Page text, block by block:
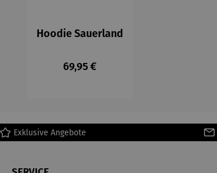
Hoodie Sauerland
Regulärer Preis:
69,95 €
Exklusive Angebote